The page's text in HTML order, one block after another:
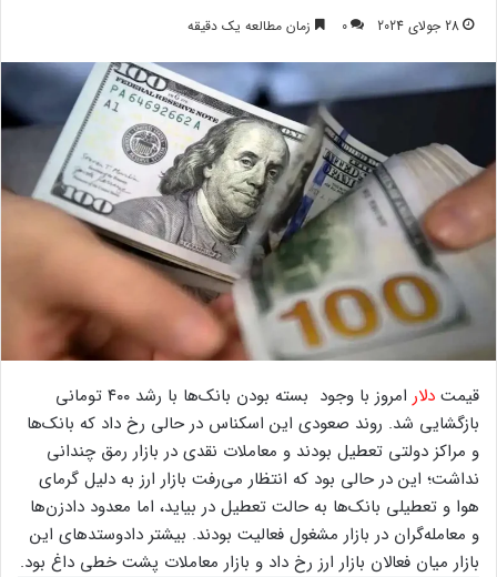
28 جولای 2024 0 زمان مطالعه یک دقیقه
قیمت دلار
امروز با وجود بسته بودن بانک‌ها با رشد ۴۰۰ تومانی
بازگشایی شد. روند صعودی این اسکناس در حالی رخ داد که بانک‌ها
و مراکز دولتی تعطیل بودند و معاملات نقدی در بازار رمق چندانی
نداشت؛ این در حالی بود که انتظار می‌رفت بازار ارز به دلیل گرمای
هوا و تعطیلی بانک‌ها به حالت تعطیل در بیاید، اما معدود داد‌زن‌ها
و معامله‌گران در بازار مشغول فعالیت بودند. بیشتر دادوستد‌های این
بازار میان فعالان بازار ارز رخ داد و بازار معاملات پشت خطی داغ بود.